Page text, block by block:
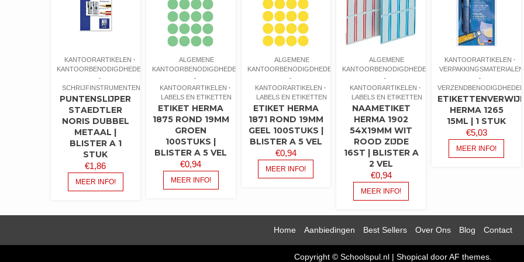
KANTOORARTIKELEN
KANTOORBENODIGDHEDEN
SCHRIJFINSTRUMENTEN
PUNTENSLIJPER
STAEDTLER
NORIS DUBBEL
METAAL |
BLISTER A 1
STUK
€1,86
MEER INFO!
ALGEMENE
KANTOORBENODIGDHEDEN
KANTOORARTIKELEN
LABELS EN ETIKETTEN
ETIKET HERMA
1875 ROND 19MM
GROEN
100STUKS |
BLISTER A 5 VEL
€0,94
MEER INFO!
ALGEMENE
KANTOORBENODIGDHEDEN
KANTOORARTIKELEN
LABELS EN ETIKETTEN
ETIKET HERMA
1871 ROND 19MM
GEEL 100STUKS |
BLISTER A 5 VEL
€0,94
MEER INFO!
ALGEMENE
KANTOORBENODIGDHEDEN
KANTOORARTIKELEN
LABELS EN ETIKETTEN
NAAMETIKET
HERMA 1902
54X19MM WIT
ROOD ZIJDE
16ST | BLISTER A
2 VEL
€0,94
MEER INFO!
KANTOORARTIKELEN
VERPAKKINGSMATERIALEN
VERZENDBENODIGDHEDEN
HERMA 1265
15ML | 1 STUK
€5,03
MEER INFO!
Home Aanbiedingen Best Sellers Over Ons Blog Contact
Copyright © Schoolspul.nl | Shopical door AF themes.